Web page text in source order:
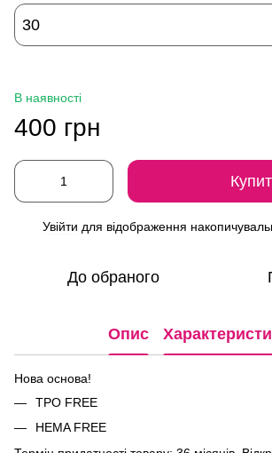
30
В наявності
400 грн
Увійти для відображення
До обраного
Опис
Нова основа!
ТРО FREE
HEMA FREE